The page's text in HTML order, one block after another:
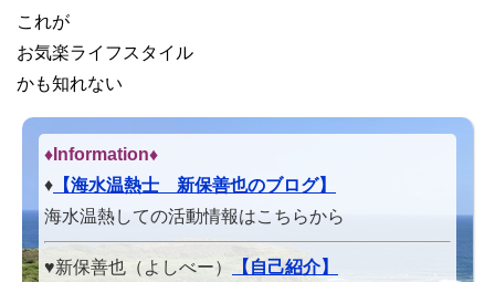
これが
お気楽ライフスタイル
かも知れない
♦Information♦︎
♦ 【海水温熱士 新保善也のブログ】
海水温熱しての活動情報はこちらから
♥新保善也（よしべー）
【自己紹介】